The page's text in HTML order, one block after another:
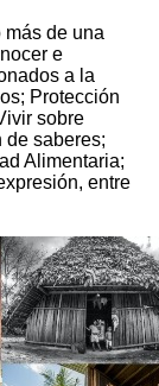
de una
e
a la
Protección
sobre
de saberes;
Alimentaria;
entre